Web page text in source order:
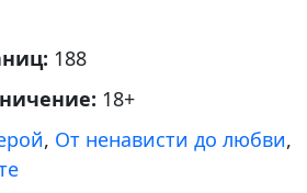
188
18+
, От ненависти до любви,